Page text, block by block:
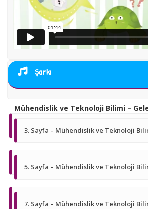
Şarkı
Mühendislik ve Teknoloji Bilimi –
3. Sayfa – Mühendislik ve Teknoloji
5. Sayfa – Mühendislik ve Teknoloji
7. Sayfa – Mühendislik ve Teknoloji